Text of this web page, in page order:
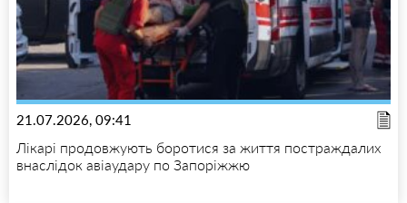
21.07.2026, 09:41
Лікарі продовжують боротися за життя постраждалих
внаслідок авіаудару по Запоріжжю